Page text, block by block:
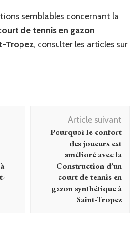
semblables concernant la
de tennis en gazon
Tropez, consulter les articles sur
Article suivant
Pourquoi le confort
des joueurs est
amélioré avec la
Construction d’un
court de tennis en
gazon synthétique à
Saint-Tropez